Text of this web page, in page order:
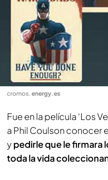
cromos. energy.es
Fue en la película ‘Los
a Phil Coulson conocer
y pedirle que le firmara
toda la vida